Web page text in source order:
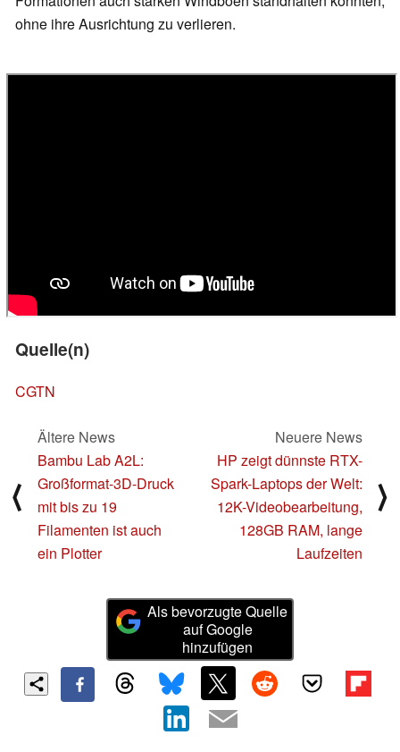
ohne ihre Ausrichtung zu verlieren.
Quelle(n)
CGTN
⟨
Ältere News
Bambu Lab A2L:
Großformat-3D-Druck
mit bis zu 19
Filamenten ist auch
ein Plotter
Neuere News
HP zeigt dünnste RTX-
Spark-Laptops der Welt:
12K-Videobearbeitung,
128GB RAM, lange
Laufzeiten
⟩
Als bevorzugte Quelle
auf Google
hinzufügen